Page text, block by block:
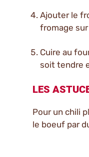
Ajouter le
fromage
Cuire au
soit tendre
LES
Pour un chili
le boeuf par